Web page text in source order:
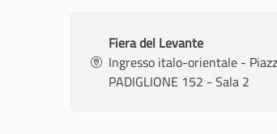
Fiera del Levante
Ingresso italo-orientale -
PADIGLIONE 152 - Sala 2